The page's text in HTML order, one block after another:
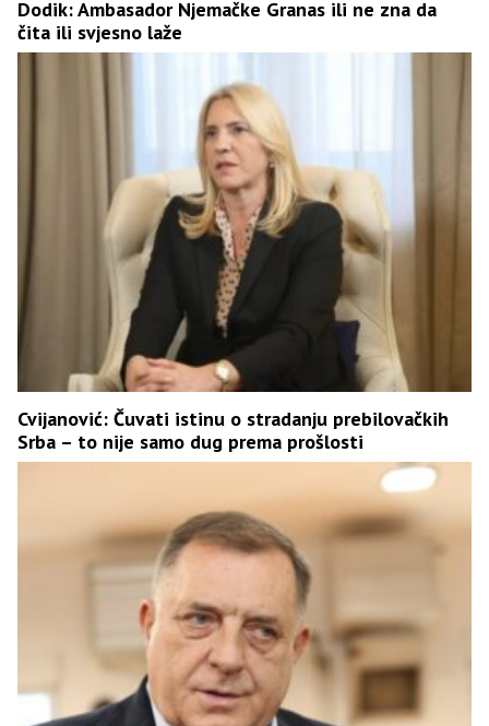
Dodik: Ambasador Njemačke Granas ili ne zna da
čita ili svjesno laže
Cvijanović: Čuvati istinu o stradanju prebilovačkih
Srba – to nije samo dug prema prošlosti